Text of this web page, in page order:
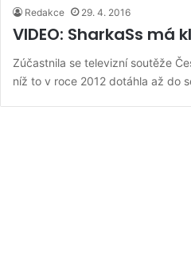
Redakce 29. 4. 2016
VIDEO: SharkaSs má
Zúčastnila se televizní soutěže
níž to v roce 2012 dotáhla až do